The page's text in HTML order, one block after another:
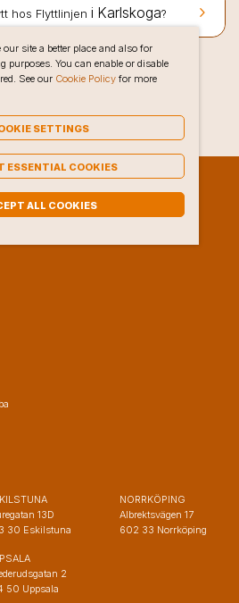
keyboard_arrow_right
hos Flyttlinjen i Karlskoga?
BOHAGSFLYTT I KARLSKOGA
13D
30 Eskilstuna
2
50 Uppsala
NORRKÖPING
Albrektsvägen 17
602 33 Norrköping
site a better place and also for
purposes. You can enable or disable
See our Cookie Policyfor more
SETTINGS
ESSENTIAL COOKIES
ALL COOKIES